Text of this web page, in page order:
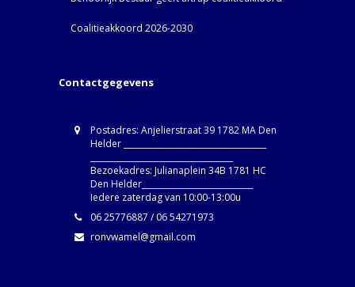
Coalitieakkoord 2026-2030
Contactgegevens
Postadres: Anjelierstraat 39 1782 MA Den
Helder ____________________________________
Bezoekadres: Julianaplein 34B 1781 HC
Den Helder____________________________
Iedere zaterdag van 10:00-13:00u
06 25776887 / 06 54271973
ronvwamel@gmail.com